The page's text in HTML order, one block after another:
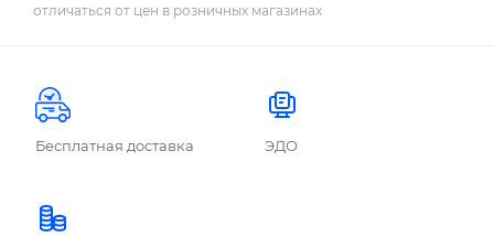
отличаться от цен в розничных магазинах
Бесплатная доставка ЭДО